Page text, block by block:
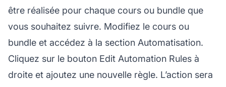
être réalisée pour chaque cours ou bundle que
vous souhaitez suivre. Modifiez le cours ou
bundle et accédez à la section Automatisation.
Cliquez sur le bouton Edit Automation Rules à
droite et ajoutez une nouvelle règle. L’action sera